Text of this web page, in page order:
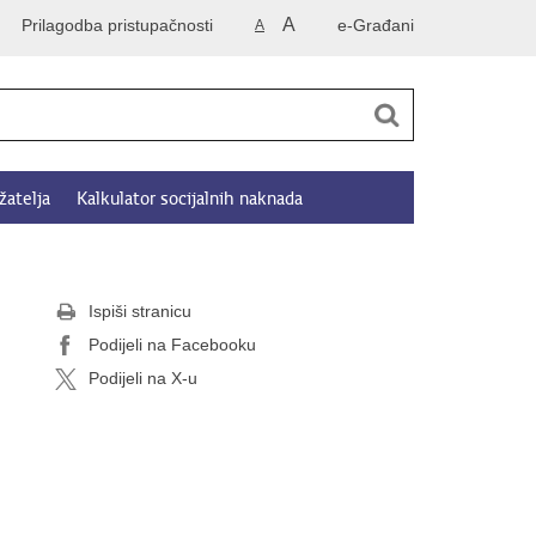
e-Građani
A A
Prilagodba pristupačnosti
Kalkulator socijalnih naknada
Ispiši stranicu
Podijeli na Facebooku
Podijeli na X-u